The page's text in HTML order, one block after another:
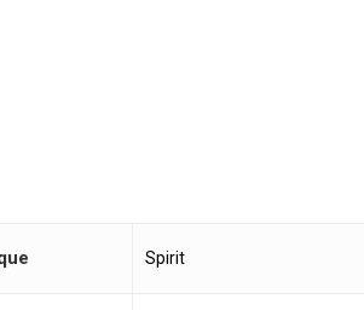
Spirit